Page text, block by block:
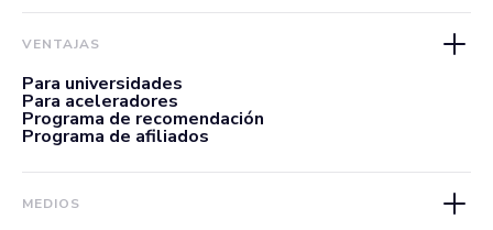
VENTAJAS
Para universidades
Para aceleradores
Programa de recomendación
Programa de afiliados
MEDIOS